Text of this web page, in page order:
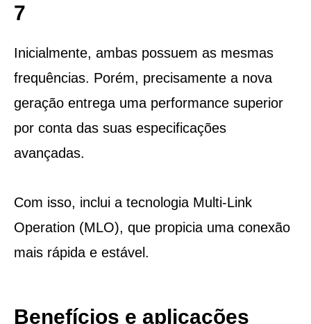
7
Inicialmente, ambas possuem as mesmas
frequências. Porém, precisamente a nova
geração entrega uma performance superior
por conta das suas especificações
avançadas.
Com isso, inclui a tecnologia Multi-Link
Operation (MLO), que propicia uma conexão
mais rápida e estável.
Benefícios e aplicações